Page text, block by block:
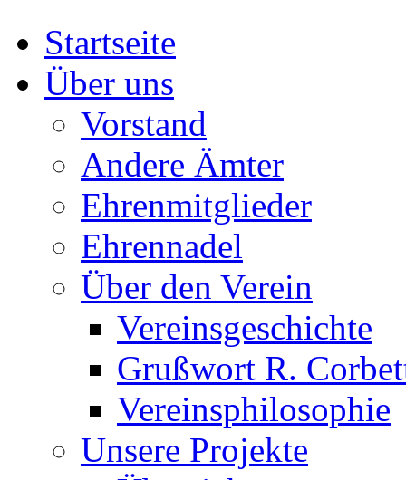
Startseite
Über uns
Vorstand
Andere Ämter
Ehrenmitglieder
Ehrennadel
Über den Verein
Vereinsgeschichte
Grußwort R.
Vereinsphilosophie
Unsere Projekte